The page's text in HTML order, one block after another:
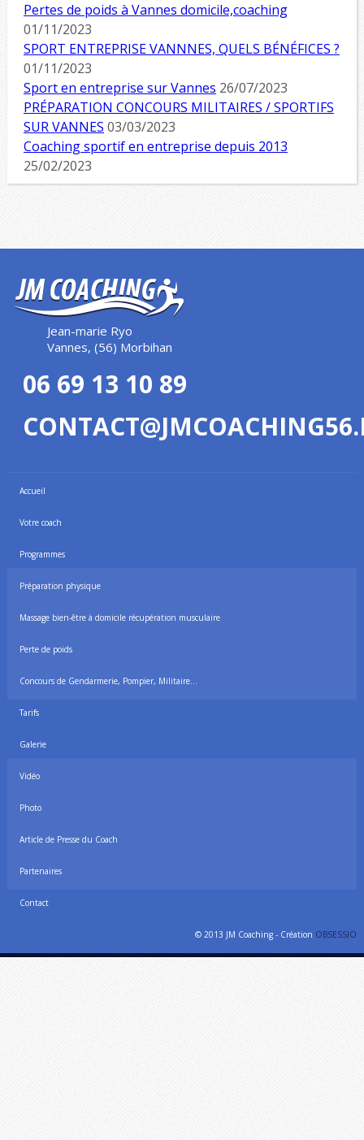
Pertes de poids à Vannes domicile,coaching
01/11/2023
SPORT ENTREPRISE VANNNES, QUELS BÉNÉFICES ?
01/11/2023
Sport en entreprise sur Vannes 26/07/2023
PRÉPARATION CONCOURS MILITAIRES / SPORTIFS
SUR VANNES 03/03/2023
Coaching sportif en entreprise depuis 2013
25/02/2023
Jean-marie Ryo
Vannes, (56) Morbihan
06 69 13 10 89
Accueil
Votre coach
Programmes
Préparation physique
Massage bien-être à domicile récupération musculaire
Perte de poids
Concours de Gendarmerie, Pompier, Militaire…
Tarifs
Galerie
Vidéo
Photo
Article de Presse du Coach
Partenaires
Contact
© 2013 JM Coaching - Création OBSESSIO